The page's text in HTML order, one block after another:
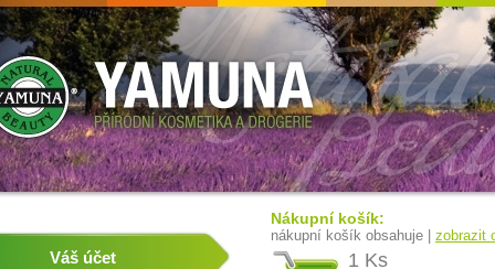
Váš účet
Nákupní košík:
nákupní košík obsahuje | zobrazit
1 Ks